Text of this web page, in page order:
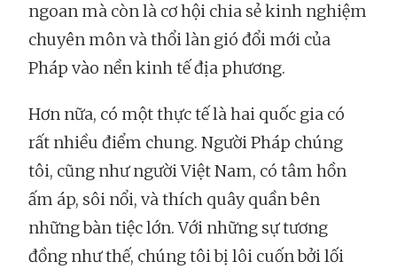
ngoan mà còn là cơ hội chia sẻ kinh nghiệm
chuyên môn và thổi làn gió đổi mới của
Pháp vào nền kinh tế địa phương.
Hơn nữa, có một thực tế là hai quốc gia có
rất nhiều điểm chung. Người Pháp chúng
tôi, cũng như người Việt Nam, có tâm hồn
ấm áp, sôi nổi, và thích quây quần bên
những bàn tiệc lớn. Với những sự tương
đồng như thế, chúng tôi bị lôi cuốn bởi lối